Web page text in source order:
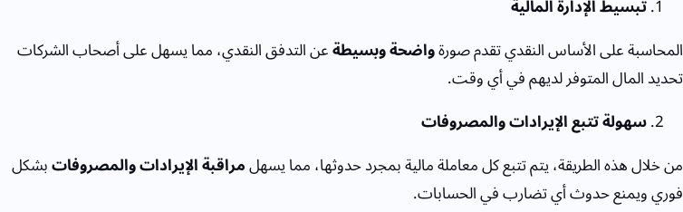
تبسيط الإدارة المالية
المحاسبة على الأساس النقدي تقدم صورةواضحة وبسيطةعن التدفق النقدي، مما يسهل على أصحاب الشركات
تحديد المال المتوفر لديهم في أي وقت.
سهولة تتبع الإيرادات والمصروفات
من خلال هذه الطريقة، يتم تتبع كل معاملة مالية بمجرد حدوثها، مما يسهلمراقبة الإيرادات والمصروفاتبشكل
فوري ويمنع حدوث أي تضارب في الحسابات.